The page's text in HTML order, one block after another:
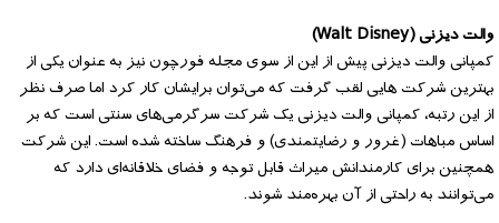
والت دیزنی (Walt Disney)
کمپانی والت دیزنی پیش از این از سوی مجله فورچون نیز به عنوان یکی از
بهترین شرکت هایی لقب گرفت که می‌توان برایشان کار کرد اما صرف نظر
از این رتبه، کمپانی والت دیزنی یک شرکت سرگرمی‌های سنتی است که بر
اساس مباهات (غرور و رضایتمندی) و فرهنگ ساخته شده است. این شرکت
همچنین برای کارمندانش میراث قابل توجه و فضای خلاقانه‌ای دارد که
می‌توانند به راحتی از آن بهره‌مند شوند.